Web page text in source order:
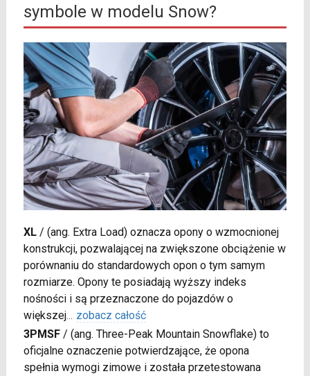
symbole w modelu Snow?
XL/ (ang. Extra Load) oznacza opony o wzmocnionej
konstrukcji, pozwalającej na zwiększone obciążenie w
porównaniu do standardowych opon o tym samym
rozmiarze. Opony te posiadają wyższy indeks
nośności i są przeznaczone do pojazdów o
większej... zobacz całość
3PMSF/ (ang. Three-Peak Mountain Snowflake) to
oficjalne oznaczenie potwierdzające, że opona
spełnia wymogi zimowe i została przetestowana